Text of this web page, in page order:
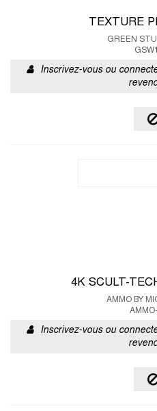
TEXTURE
GREEN
Inscrivez-vous ou
4K SCULT-
AMMO BY
Inscrivez-vous ou